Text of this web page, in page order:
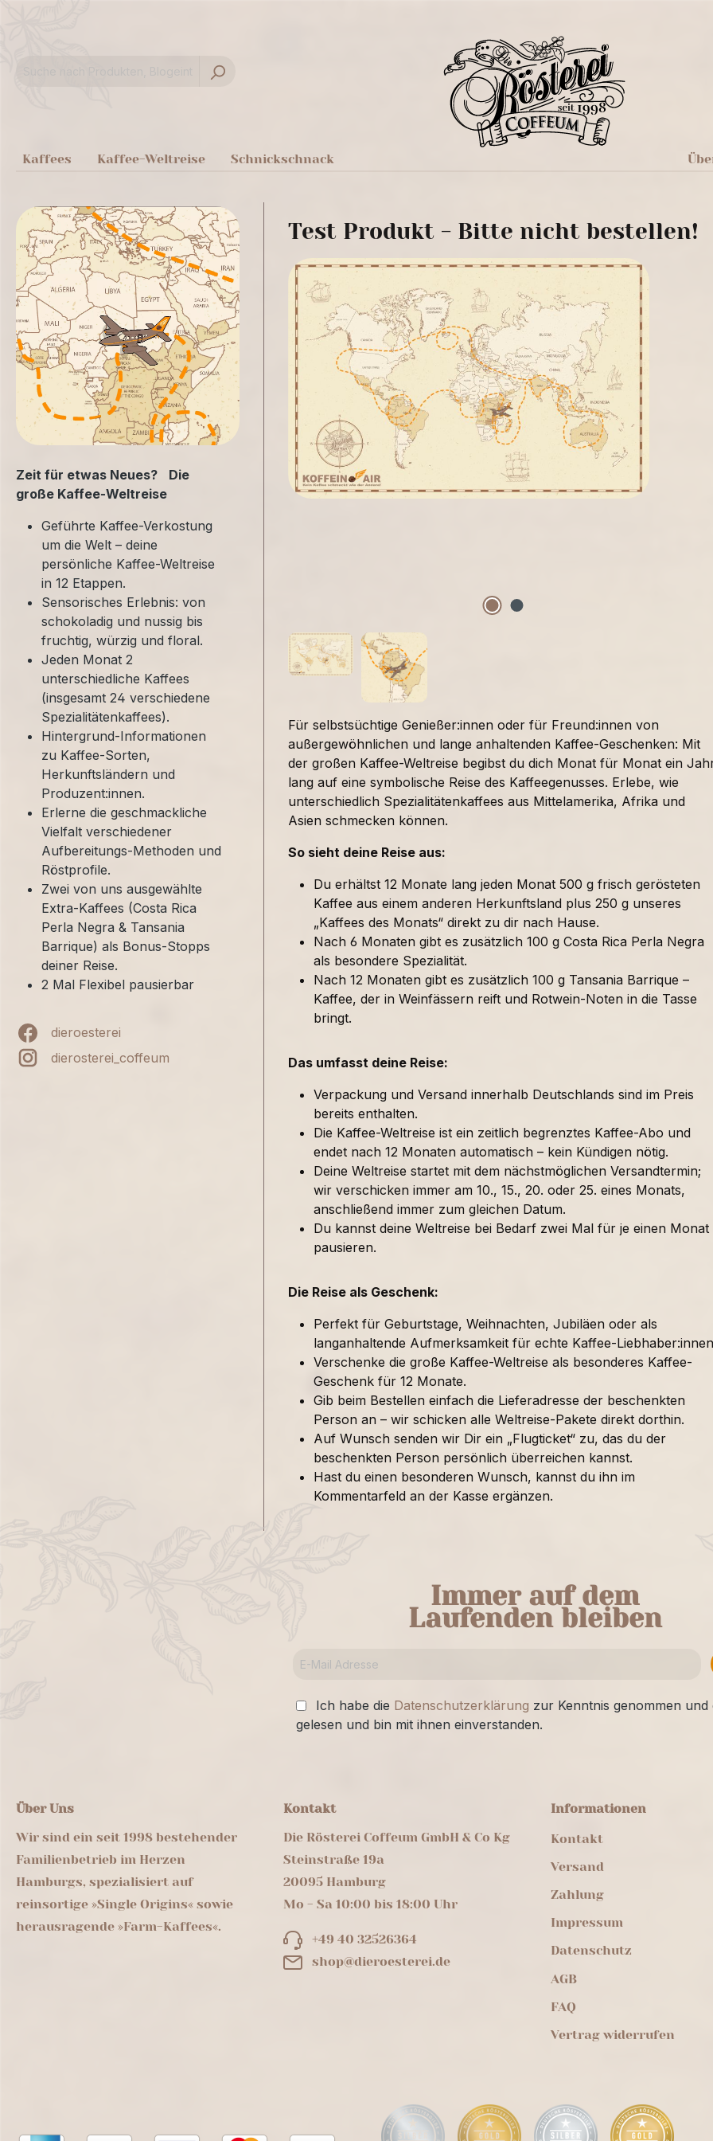
Kaffees Kaffee-Weltreise Schnickschnack
Zeit für etwas Neues? Die
große Kaffee-Weltreise
Geführte Kaffee-Verkostung
um die Welt – deine
persönliche Kaffee-Weltreise
in 12 Etappen.
Sensorisches Erlebnis: von
schokoladig und nussig bis
fruchtig, würzig und floral.
Jeden Monat 2
unterschiedliche Kaffees
(insgesamt 24 verschiedene
Spezialitätenkaffees).
Hintergrund-Informationen
zu Kaffee-Sorten,
Herkunftsländern und
Produzent:innen.
Erlerne die geschmackliche
Vielfalt verschiedener
Aufbereitungs-Methoden und
Röstprofile.
Zwei von uns ausgewählte
Extra-Kaffees (Costa Rica
Perla Negra & Tansania
Barrique) als Bonus-Stopps
deiner Reise.
2 Mal Flexibel pausierbar
dieroesterei
dierosterei_coffeum
Test Produkt - Bitte nicht bestellen!
Für selbstsüchtige Genießer:innen oder für Freund:innen von
außergewöhnlichen und lange anhaltenden Kaffee-Geschenken: Mit
der großen Kaffee-Weltreise begibst du dich Monat für Monat ein
lang auf eine symbolische Reise des Kaffeegenusses. Erlebe, wie
unterschiedlich Spezialitätenkaffees aus Mittelamerika, Afrika und
Asien schmecken können.
So sieht deine Reise aus:
Du erhältst 12 Monate lang jeden Monat 500 g frisch gerösteten
Kaffee aus einem anderen Herkunftsland plus 250 g unseres
„Kaffees des Monats“ direkt zu dir nach Hause.
Nach 6 Monaten gibt es zusätzlich 100 g Costa Rica Perla Negra
als besondere Spezialität.
Nach 12 Monaten gibt es zusätzlich 100 g Tansania Barrique –
Kaffee, der in Weinfässern reift und Rotwein-Noten in die Tasse
bringt.
Das umfasst deine Reise:
Verpackung und Versand innerhalb Deutschlands sind im Preis
bereits enthalten.
Die Kaffee-Weltreise ist ein zeitlich begrenztes Kaffee-Abo und
endet nach 12 Monaten automatisch – kein Kündigen nötig.
Deine Weltreise startet mit dem nächstmöglichen Versandtermin;
wir verschicken immer am 10., 15., 20. oder 25. eines Monats,
anschließend immer zum gleichen Datum.
Du kannst deine Weltreise bei Bedarf zwei Mal für je einen Monat
pausieren.
Die Reise als Geschenk:
Perfekt für Geburtstage, Weihnachten, Jubiläen oder als
langanhaltende Aufmerksamkeit für echte Kaffee-
Verschenke die große Kaffee-Weltreise als besonderes Kaffee-
Geschenk für 12 Monate.
Gib beim Bestellen einfach die Lieferadresse der beschenkten
Person an – wir schicken alle Weltreise-Pakete direkt dorthin.
Auf Wunsch senden wir Dir ein „Flugticket“ zu, das du der
beschenkten Person persönlich überreichen kannst.
Hast du einen besonderen Wunsch, kannst du ihn im
Kommentarfeld an der Kasse ergänzen.
Immer auf dem
Laufenden bleiben
Ich habe die Datenschutzerklärung zur Kenntnis genommen
gelesen und bin mit ihnen einverstanden.
Über Uns
Wir sind ein seit 1998 bestehender
Familienbetrieb im Herzen
Hamburgs, spezialisiert auf
reinsortige »Single Origins« sowie
herausragende »Farm-Kaffees«.
Kontakt
Die Rösterei Coffeum GmbH & Co Kg
Steinstraße 19a
20095 Hamburg
Mo - Sa 10:00 bis 18:00 Uhr
+49 40 32526364
shop@dieroesterei.de
Informationen
Kontakt
Versand
Zahlung
Impressum
Datenschutz
AGB
FAQ
Vertrag widerrufen